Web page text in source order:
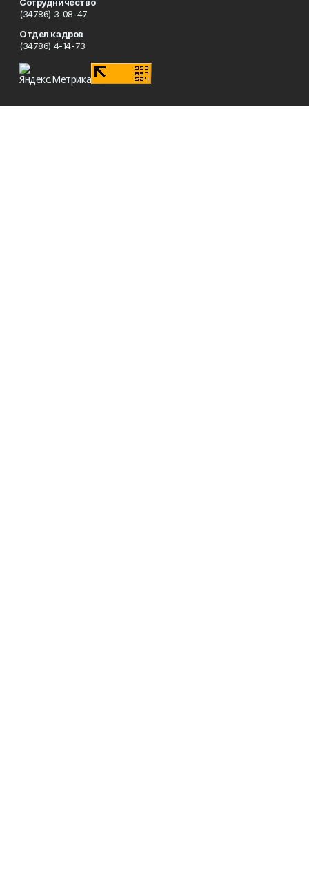
(34786) 3-08-47
Отдел кадров
(34786) 4-14-73